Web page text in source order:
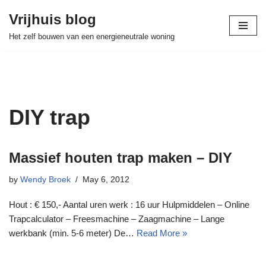
Skip
Vrijhuis blog
Het zelf bouwen van een energieneutrale woning
DIY trap
Massief houten trap maken – DIY
by Wendy Broek May 6, 2012
Hout : € 150,- Aantal uren werk : 16 uur Hulpmiddelen – Online
Trapcalculator – Freesmachine – Zaagmachine – Lange
werkbank (min. 5-6 meter) De… Read More »